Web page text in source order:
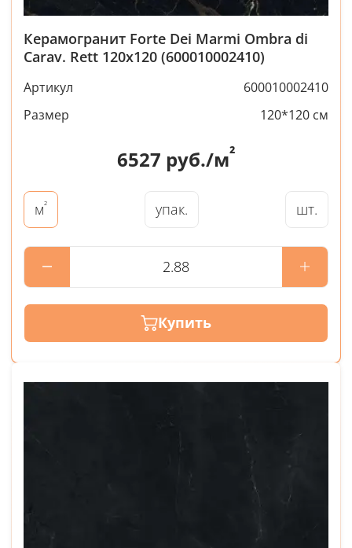
Керамогранит Forte Dei Marmi Ombra di
Carav. Rett 120x120 (600010002410)
Артикул
600010002410
Размер
120*120 см
6527 руб./м²
м² упак. шт.
Купить